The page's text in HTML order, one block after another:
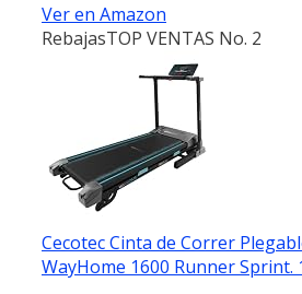
Ver en Amazon
RebajasTOP VENTAS No. 2
Cecotec Cinta de Correr
WayHome 1600 Runner Sprint.